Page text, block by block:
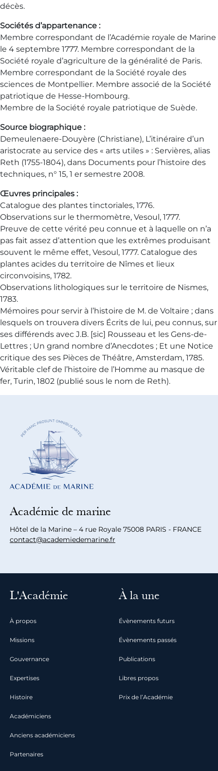
décès.
Sociétés d’appartenance :
Membre correspondant de l’Académie royale de Marine
le 4 septembre 1777. Membre correspondant de la
Société royale d’agriculture de la généralité de Paris.
Membre correspondant de la Société royale des
sciences de Montpellier. Membre associé de la Société
patriotique de Hesse-Hombourg.
Membre de la Société royale patriotique de Suède.
Source biographique :
Demeulenaere-Douyère (Christiane), L’itinéraire d’un
aristocrate au service des « arts utiles » : Servières, alias
Reth (1755-1804), dans Documents pour l’histoire des
techniques, n° 15, 1 er semestre 2008.
Œuvres principales :
Catalogue des plantes tinctoriales, 1776.
Observations sur le thermomètre, Vesoul, 1777.
Preuve de cette vérité peu connue et à laquelle on n’a
pas fait assez d’attention que les extrêmes produisant
souvent le même effet, Vesoul, 1777. Catalogue des
plantes acides du territoire de Nîmes et lieux
circonvoisins, 1782.
Observations lithologiques sur le territoire de Nismes,
1783.
Mémoires pour servir à l’histoire de M. de Voltaire ; dans
lesquels on trouvera divers Écrits de lui, peu connus, sur
ses différends avec J.B. [sic] Rousseau et les Gens-de-
Lettres ; Un grand nombre d’Anecdotes ; Et une Notice
critique des ses Pièces de Théâtre, Amsterdam, 1785.
Véritable clef de l’histoire de l’Homme au masque de
fer, Turin, 1802 (publié sous le nom de Reth).
Académie de marine
Hôtel de la Marine – 4 rue Royale 75008 PARIS - FRANCE
contact@academiedemarine.fr
L'Académie
À propos
Missions
Gouvernance
Expertises
Histoire
Académiciens
Anciens académiciens
Partenaires
À la une
Évènements futurs
Évènements passés
Publications
Libres propos
Prix de l’Académie